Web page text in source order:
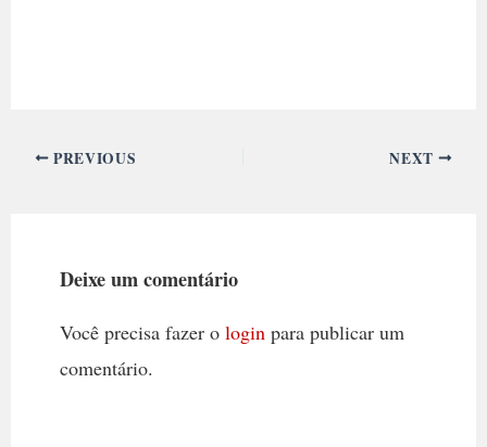
PREVIOUS NEXT
Deixe um comentário
Você precisa fazer o loginpara publicar um
comentário.